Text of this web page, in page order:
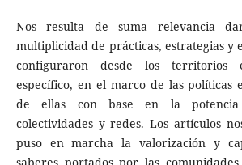
Nos resulta de suma relevancia
multiplicidad de prácticas, estrategias y
configuraron desde los territorios
específico, en el marco de las políticas
de ellas con base en la
colectividades y redes. Los artículos
puso en marcha la valorización y